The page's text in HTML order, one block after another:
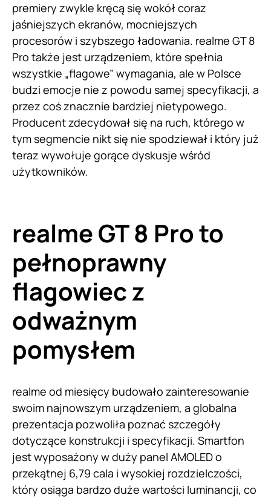
premiery zwykle kręcą się wokół coraz
jaśniejszych ekranów, mocniejszych
procesorów i szybszego ładowania. realme GT 8
Pro także jest urządzeniem, które spełnia
wszystkie „flagowe” wymagania, ale w Polsce
budzi emocje nie z powodu samej specyfikacji, a
przez coś znacznie bardziej nietypowego.
Producent zdecydował się na ruch, którego w
tym segmencie nikt się nie spodziewał i który już
teraz wywołuje gorące dyskusje wśród
użytkowników.
realme GT 8 Pro to
pełnoprawny
flagowiec z
odważnym
pomysłem
realme od miesięcy budowało zainteresowanie
swoim najnowszym urządzeniem, a globalna
prezentacja pozwoliła poznać szczegóły
dotyczące konstrukcji i specyfikacji. Smartfon
jest wyposażony w duży panel AMOLED o
przekątnej 6,79 cala i wysokiej rozdzielczości,
który osiąga bardzo duże wartości luminancji, co